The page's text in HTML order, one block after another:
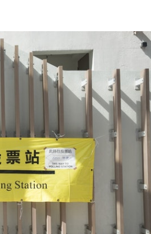
而無法投票。（資料圖片）
月5日的聯合市政選舉亦有採
後在無障礙郵寄投票網站下載